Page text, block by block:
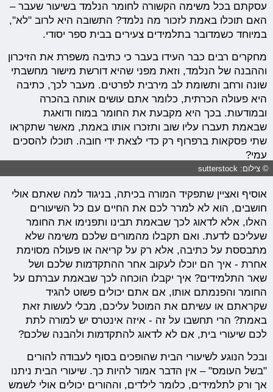
עסקתם בכל משימה הקשורה לחומר הנלמד בשיעור שעבר –
האם תוכלו באמת לזכור מה נלמד? התשובה היא לרוב "לא",
במיוחד כשמדובר בתלמידים צעירים בבית ספר יסודי.
מחקרים רבים כבר העידו בעבר כי כתיבה משפרת את הזיכרון
וההבנה של הנלמד, וזאת מפני שהיא דורשת מישור מחשבתי
שונה ורחב ותשומת לב מירבית לפרטים. מעבר לכך, כתיבה
היא פעולה הכרתית, כלומר אתם עושים אותה בהכרה
ובמודעות. בכך היא מקבעת את החומר במוח ודואגת
שבאמת תעברו עליו שוב ותזכרו אותו באמת, מאשר שתקראו
שתי פסקאות ברפרוף רק כדי לצאת ידי חובה. תוכלו להסכים
עמי?
© צילום: sutterstock
אוסיף ואציין שתפקיד המורה בכיתה, בניגוד למה שאתם אולי
חושבים, הוא לא למרר לכם את החיים עם כל השיעורים
האלו, אלא לדאוג לכך שבאמת תבינו ותפנימו את החומר
שעליכם לדעת. ואם תקבלו מהמורים שלכם משימה שלא
מתבססת על כתיבה, אלא רק על קריאה או פעולה מסוימת
אחרת - איך הם יוכלו לעקוב אחר ההתקדמות שלכם ושל
שאר התלמידים? איך יקבלו הוכחה לכך שבאמת עברתם על
החומר והפנמתם אותו, אם אתם יכולים פשוט להגיד
שקראתם או עשיתם את המוטל עליכם, מבלי לעשות זאת
באמת? הרי תחשבו על זה - איזה אינטרס יש למורה לתת
לכם שיעורי בית, אם לא לדאוג להתקדמות ולהבנה שלכם?
ובכל הנוגע לשיעורי הבית שהופכים בסוף לעבודה להורים
"בשל העומס" – אין הדבר אמור להיות כך. שיעורי הבית ניתנו
אך ורק לתלמידים, כלומר לילדים, וההורים יכולים אולי לשמש